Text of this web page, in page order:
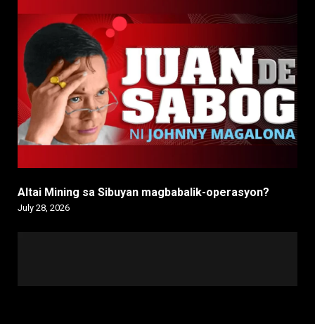
Altai Mining sa Sibuyan magbabalik-operasyon?
July 28, 2026